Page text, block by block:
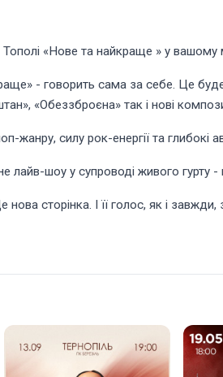
«Нове та найкраще » у вашому
- говорить сама за себе. Це буде
«Обеззброєна» так і нові
жанру, силу рок-енергії та глибокі
лайв-шоу у супроводі живого гурту
сторінка. І її голос, як і